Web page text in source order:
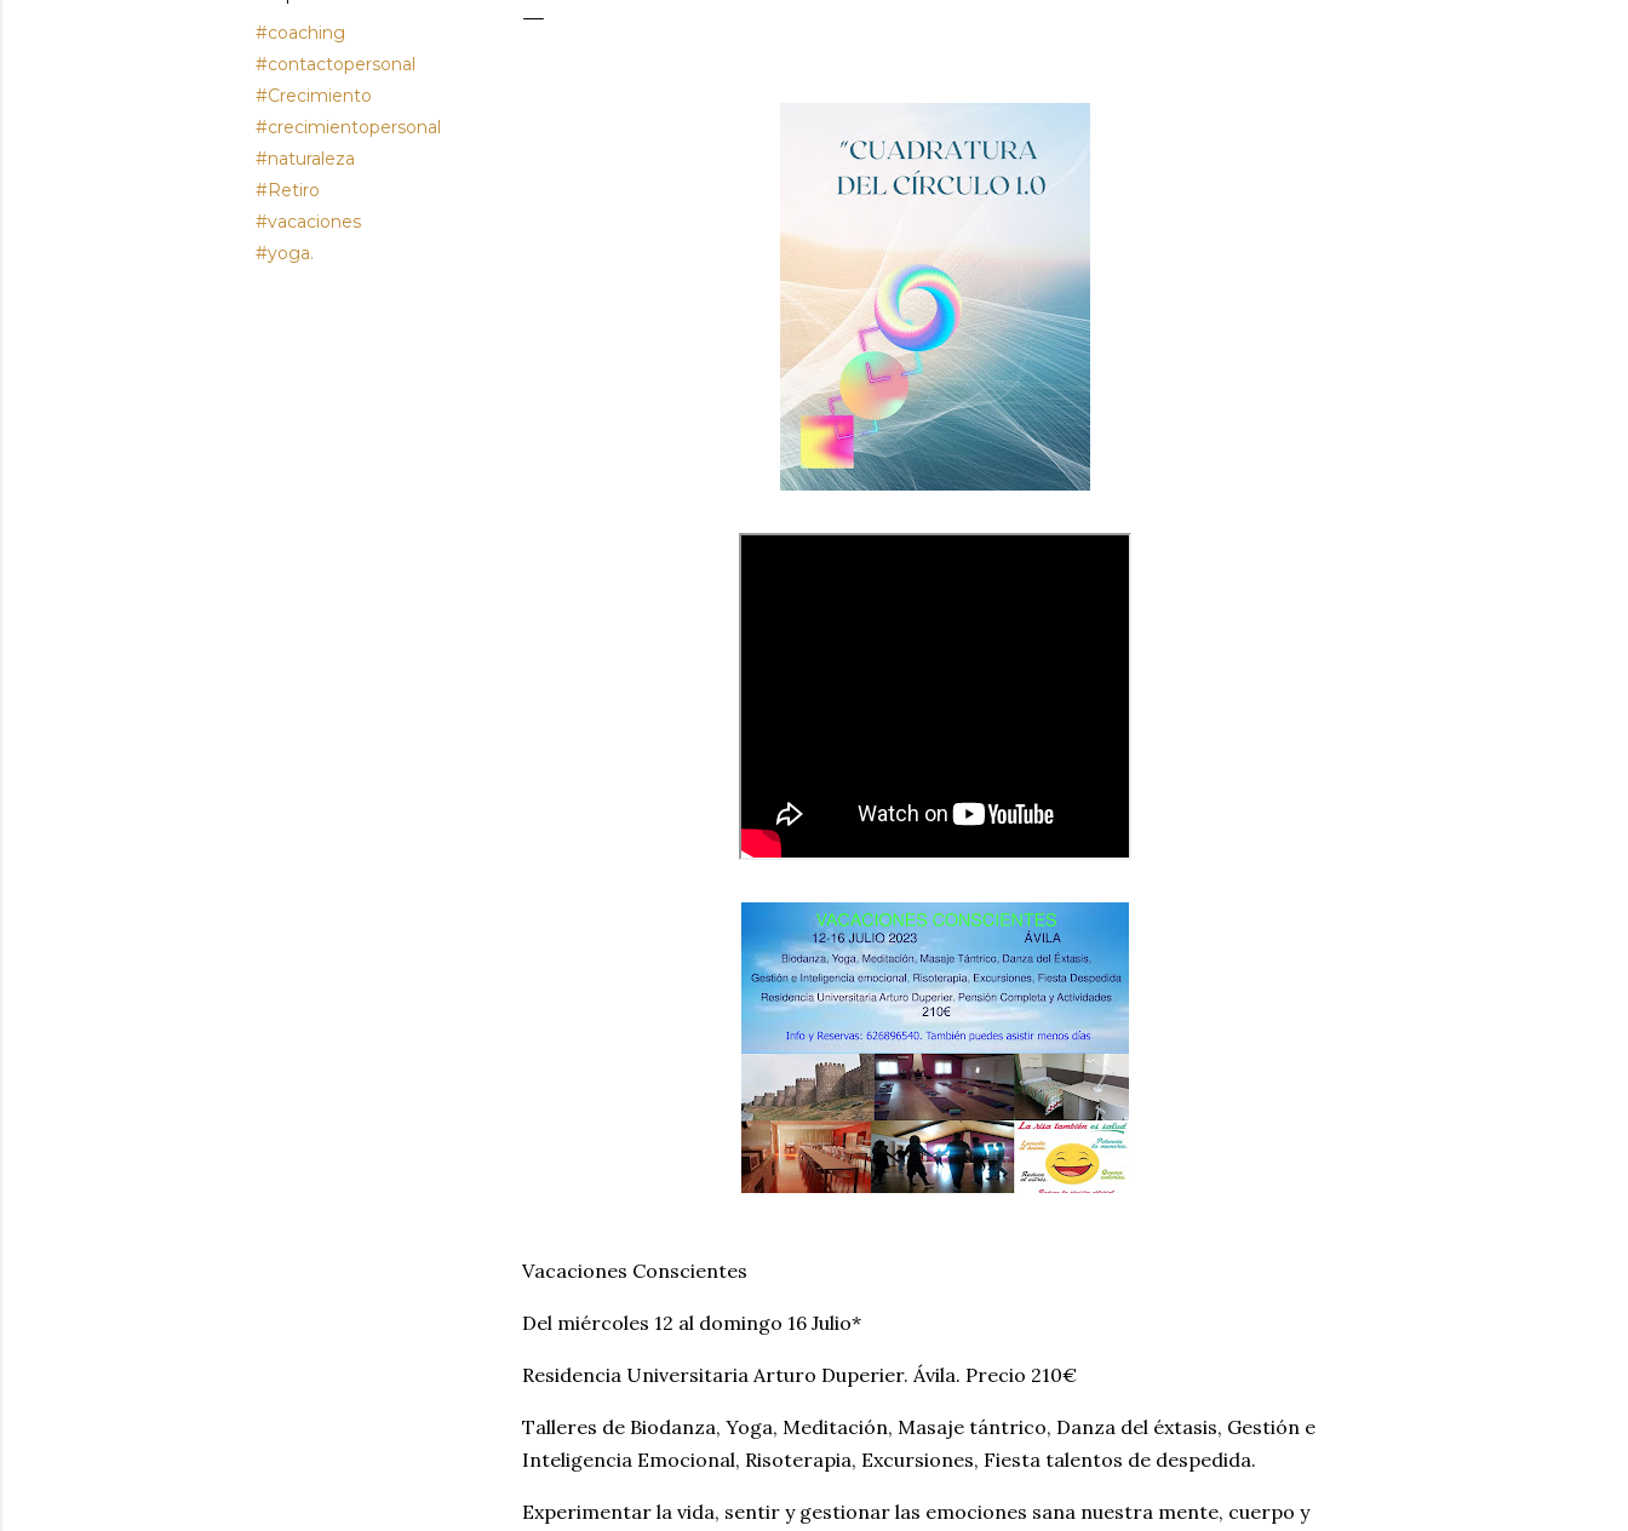
dond...
#coaching
#contactopersonal
#Crecimiento
#crecimientopersonal
#naturaleza
#Retiro
#vacaciones
#yoga.
Vacaciones Conscientes
Del miércoles 12 al domingo 16 Julio*
Residencia Universitaria Arturo Duperier. Ávila. Precio 210€
Talleres de Biodanza, Yoga, Meditación, Masaje tántrico, Danza del éxtasis, Gestión e
Inteligencia Emocional, Risoterapia, Excursiones, Fiesta talentos de despedida.
Experimentar la vida, sentir y gestionar las emociones sana nuestra mente, cuerpo y